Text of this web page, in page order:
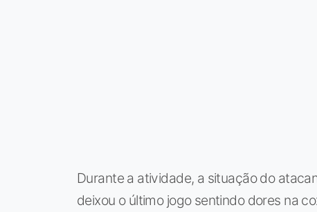
Durante a atividade, a situação do
deixou o último jogo sentindo dores na